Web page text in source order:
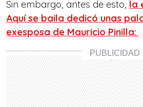
Sin embargo, antes de esto, la
Aquí se baila dedicó unas
exesposa de Mauricio Pinilla: